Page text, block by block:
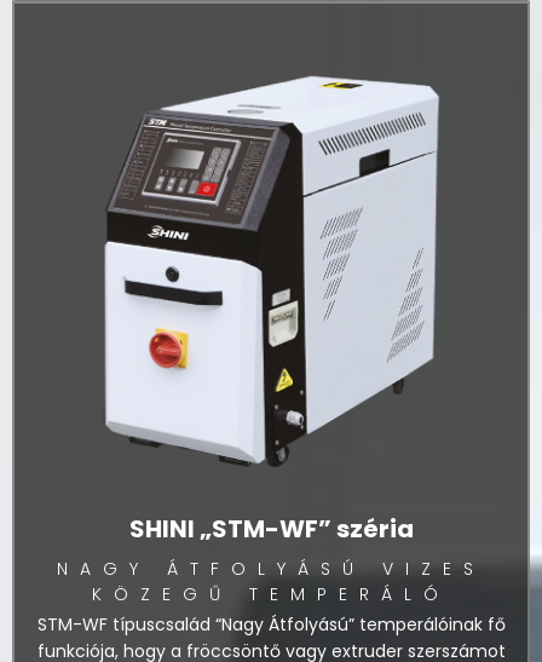
SHINI „STM-WF” széria
NAGY ÁTFOLYÁSÚ VIZES
KÖZEGŰ TEMPERÁLÓ
STM-WF típuscsalád “Nagy Átfolyású” temperálóinak fő
funkciója, hogy a fröccsöntő vagy extruder szerszámot